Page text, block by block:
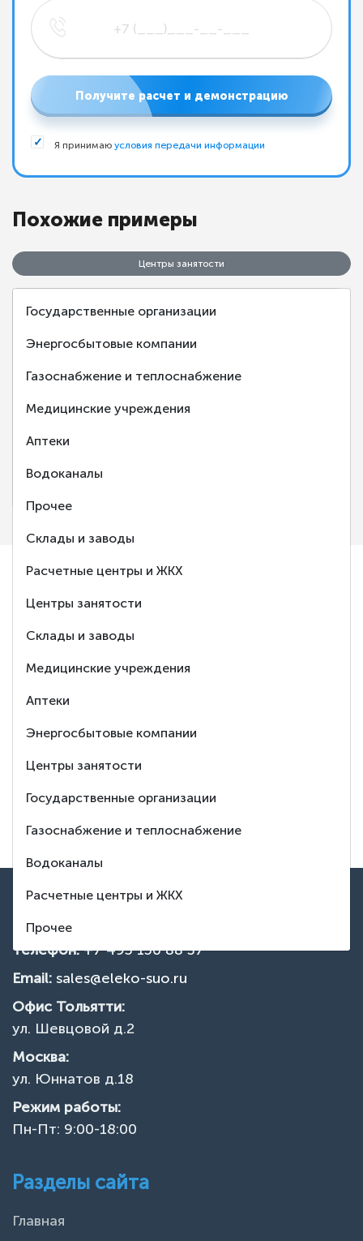
Получите расчет и демонстрацию
Я принимаю условия передачи информации
Похожие примеры
Центры занятости
Государственные организации
Энергосбытовые компании
Газоснабжение и теплоснабжение
Медицинские учреждения
Аптеки
Водоканалы
Прочее
Склады и заводы
Расчетные центры и ЖКХ
Центры занятости
Склады и заводы
Медицинские учреждения
Аптеки
Энергосбытовые компании
Центры занятости
Государственные организации
Газоснабжение и теплоснабжение
Водоканалы
Расчетные центры и ЖКХ
Прочее
Центр занятости населения города Балаково
‹
Ответим
на любой Ваш
вопрос
8 (495) 150-88-37
Заказать обратный звонок
Тех. поддержка
Телефон: +7 495 150 88 37
Email: sales@eleko-suo.ru
Офис Тольятти:
ул. Шевцовой д.2
Москва:
ул. Юннатов д.18
Режим работы:
Пн-Пт: 9:00-18:00
Разделы сайта
Главная